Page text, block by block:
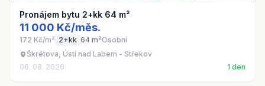
Pronájem bytu 2+kk 64 m²
11 000 Kč/měs.
172 Kč/m² 2+kk 64 m²Osobní
Škrétova, Ústí nad Labem - Střekov
06. 08. 2026
1 den